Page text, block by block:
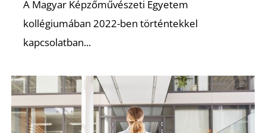
A Magyar Képzőművészeti Egyetem
kollégiumában 2022-ben történtekkel
kapcsolatban...